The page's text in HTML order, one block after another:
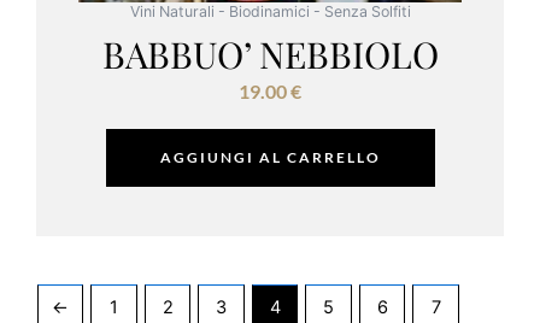
Vini Naturali - Biodinamici - Senza Solfiti
BABBUO’ NEBBIOLO
19.00€
AGGIUNGI AL CARRELLO
← 1 2 3 4 5 6 7